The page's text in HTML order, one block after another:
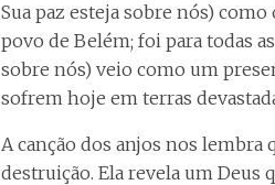
Sua paz esteja sobre nós)
povo de Belém; foi para todas
sobre nós) veio como um
sofrem hoje em terras
A canção dos anjos nos lembra
destruição. Ela revela um